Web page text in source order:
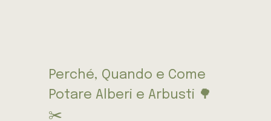
Perché, Quando e Come
Potare Alberi e Arbusti 🌳
✂️